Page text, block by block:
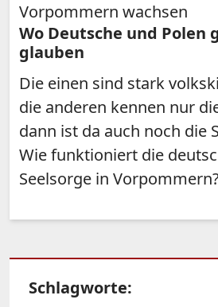
Vorpommern wachsen
Wo Deutsche und Polen
glauben
Die einen sind stark
die anderen kennen nur
dann ist da auch noch die
Wie funktioniert die
Seelsorge in
Schlagworte: